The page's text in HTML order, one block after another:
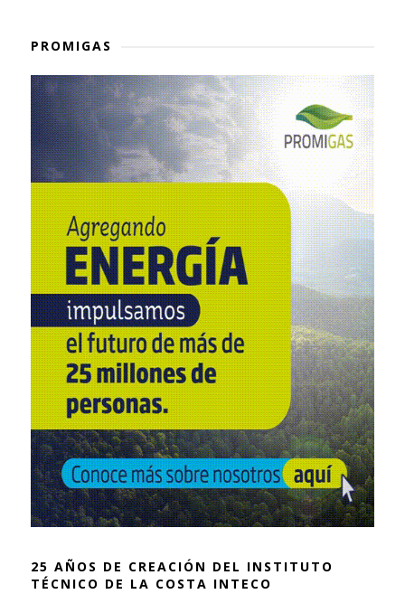
PROMIGAS
25 AÑOS DE CREACIÓN DEL INSTITUTO
TÉCNICO DE LA COSTA INTECO